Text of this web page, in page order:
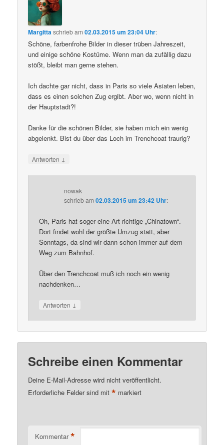
Margittaschriebam02.03.2015 um 23:04 Uhr:
Schöne, farbenfrohe Bilder in dieser trüben Jahreszeit,
und einige schöne Kostüme. Wenn man da zufällig dazu
stößt, bleibt man gerne stehen.
Ich dachte gar nicht, dass in Paris so viele Asiaten leben,
dass es einen solchen Zug ergibt. Aber wo, wenn nicht in
der Hauptstadt?!
Danke für die schönen Bilder, sie haben mich ein wenig
abgelenkt. Bist du über das Loch im Trenchcoat traurig?
Antworten ↓
nowak
schriebam02.03.2015 um 23:42 Uhr:
Oh, Paris hat soger eine Art richtige „Chinatown“.
Dort findet wohl der größte Umzug statt, aber
Sonntags, da sind wir dann schon immer auf dem
Weg zum Bahnhof.
Über den Trenchcoat muß ich noch ein wenig
nachdenken…
Antworten ↓
Schreibe einen Kommentar
Deine E-Mail-Adresse wird nicht veröffentlicht.
Erforderliche Felder sind mit* markiert
Kommentar *